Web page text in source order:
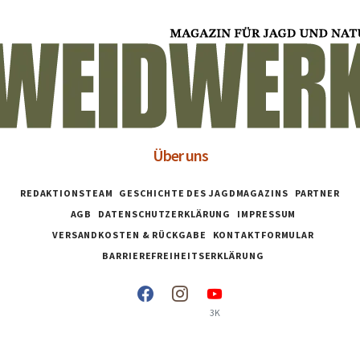
Über uns
REDAKTIONSTEAM GESCHICHTE DES JAGDMAGAZINS
PARTNER
AGB
DATENSCHUTZERKLÄRUNG
IMPRESSUM
VERSANDKOSTEN & RÜCKGABE
KONTAKTFORMULAR
BARRIEREFREIHEITSERKLÄRUNG
3K